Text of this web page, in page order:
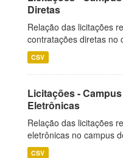
Diretas
Relação das licitações
contratações diretas no
CSV
Licitações -
Eletrônicas
Relação das licitações
eletrônicas no campus
CSV